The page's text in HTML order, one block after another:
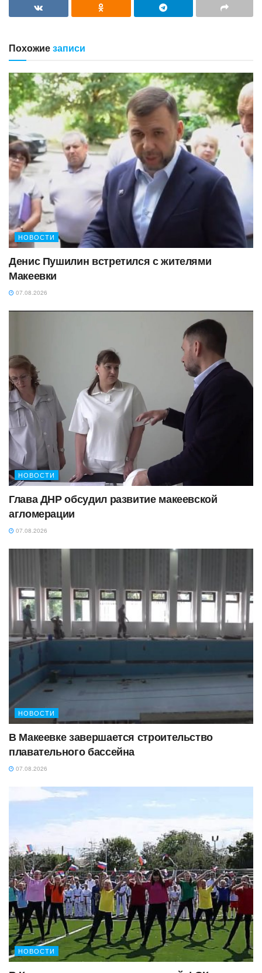
Похожиезаписи
НОВОСТИ
Денис Пушилин встретился с жителями
Макеевки
07.08.2026
НОВОСТИ
Глава ДНР обсудил развитие макеевской
агломерации
07.08.2026
НОВОСТИ
В Макеевке завершается строительство
плавательного бассейна
07.08.2026
НОВОСТИ